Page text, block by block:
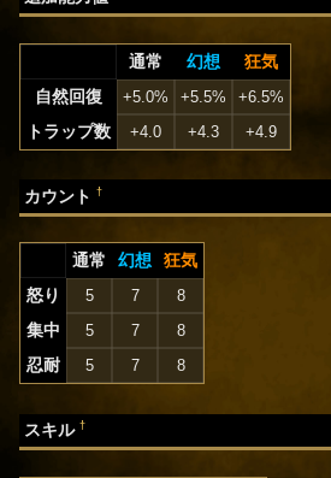
通常 幻想
狂気
自然回復
+5.0% +5.5% +6.5%
トラップ数 +4.0 +4.3 +4.9
カウント†
通常 幻想
狂気
怒り
5 7 8
集中 5 7 8
忍耐 5 7 8
スキル†